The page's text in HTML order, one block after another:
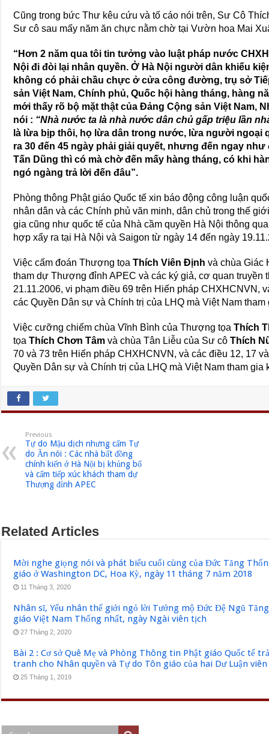
Cũng trong bức Thư kêu cứu và tố cáo nói trên, Sư Cô
Sư cô sau mấy năm ăn chực nằm chờ tại Vườn hoa Mai
“Hơn 2 năm qua tôi tin tưởng vào luật pháp nước
Nội đi đòi lại nhân quyền. Ở Hà Nội người dân khiếu
không có phải chầu chực ở cửa công đường, trụ sở
sản Việt Nam, Chính phủ, Quốc hội hàng tháng, hàng
mới thấy rõ bộ mặt thật của Đảng Cộng sản Việt Nam,
nói : “Nhà nước ta là nhà nước dân chủ gấp triệu lần
là lừa bịp thôi, họ lừa dân trong nước, lừa người ngoại
ra 30 đến 45 ngày phải giải quyết, nhưng đến ngay
Tấn Dũng thì có mà chờ đến mấy hàng tháng, có khi
ngó ngàng trả lời đến đâu”.
Phòng thông Phật giáo Quốc tế xin báo động công luận
nhân dân và các Chính phủ văn minh, dân chủ trong thế
gia cũng như quốc tế của Nhà cầm quyền Hà Nội thông
hợp xẩy ra tại Hà Nội và Saigon từ ngày 14 đến ngày
Việc cấm đoán Thượng tọaThích Viên Định và chùa Giác
tham dự Thượng đỉnh APEC và các ký giả, cơ quan truyền
21.11.2006, vi phạm điều 69 trên Hiến pháp CHXHCNVN,
các Quyền Dân sự và Chính trị của LHQ mà Việt Nam tham
Việc cưỡng chiếm chùa Vĩnh Bình của Thượng tọaThích
tọaThích Chơn Tâm và chùa Tân Liễu của Sư côThích
70 và 73 trên Hiến pháp CHXHCNVN, và các điều 12, 17
Quyền Dân sự và Chính trị của LHQ mà Việt Nam tham gia
Previous
Tự do Mậu dịch nhưng cấm Tự
do Ăn nói : Các nhà bất đồng
chính kiến ở Hà Nội bị khủng bố
và cấm tiếp xúc khách tham dự
Thượng đỉnh APEC
Related Articles
Mời nghe giọng nói và phát biểu cuối cùng của Đức Tăng
giáo ở Washington DC, Hoa Kỳ, ngày 11 tháng 7 năm 2018
11 Tháng 3, 2020
Nhân sĩ, Yếu nhân thế giới ngỏ lời Tưởng mộ Đức Đệ Ngũ
giáo Việt Nam Thống nhất, ngày Ngài viên tịch
27 Tháng 2, 2020
Bài 2 : Cơ sở Quê Mẹ và Phòng Thông tin Phật giáo Quốc tế
tranh cho Nhân quyền và Tự do Tôn giáo của hai Dư Luận viên
25 Tháng 1, 2019